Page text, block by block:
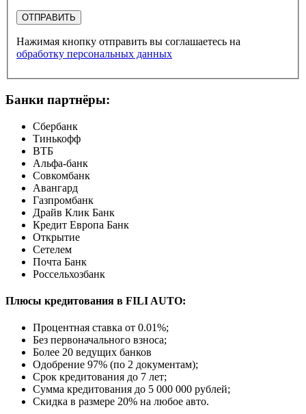
ОТПРАВИТЬ
Нажимая кнопку отправить вы соглашаетесь на
обработку персональных данных
Банки партнёры:
Сбербанк
Тинькофф
ВТБ
Альфа-банк
Совкомбанк
Авангард
Газпромбанк
Драйв Клик Банк
Кредит Европа Банк
Открытие
Сетелем
Почта Банк
Россельхозбанк
Плюсы кредитования в FILI AUTO:
Процентная ставка от 0.01%;
Без первоначального взноса;
Более 20 ведущих банков
Одобрение 97% (по 2 документам);
Срок кредитования до 7 лет;
Сумма кредитования до 5 000 000 рублей;
Скидка в размере 20% на любое авто.